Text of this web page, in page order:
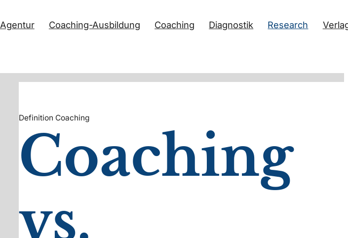
Agentur Coaching-Ausbildung Coaching Diagnostik Research
Definition Coaching
Coaching
vs.